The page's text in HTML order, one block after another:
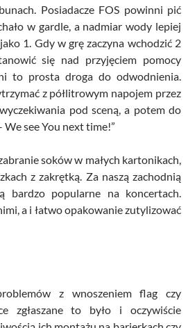
Posiadacze FOS powinni pić
w gardle, a nadmiar wody lepiej
1. Gdy w grę zaczyna wchodzić 2
się nad przyjęciem pomocy
to prosta droga do odwodnienia.
z półlitrowym napojem przez
pod sceną, a potem do
see You next time!”
soków w małych kartonikach,
z zakrętką. Za naszą zachodnią
bardzo popularne na koncertach.
a i łatwo opakowanie zutylizować
z wnoszeniem flag czy
zgłaszane to było i oczywiście